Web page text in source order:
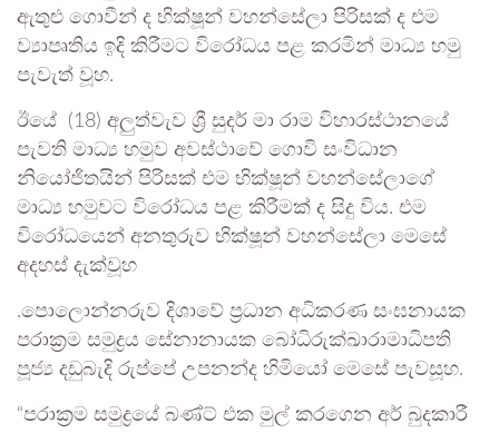
ඇතුළු ගොවීන් ද භික්ෂූන් වහන්සේලා පිරිසක් ද එම
ව්‍යාපෘතිය ඉදි කිරීමට විරෝධය පළ කරමින් මාධ්‍ය හමු
පැවැත් වූහ.
ඊයේ (18) අලුත්වැව ශ්‍රී සුදර් මා රාම විහාරස්ථානයේ
පැවති මාධ්‍ය හමුව අවස්ථාවේ ගොවි සංවිධාන
නියෝජිතයින් පිරිසක් එම භික්ෂූන් වහන්සේලාගේ
මාධ්‍ය හමුවට විරෝධය පළ කිරීමක් ද සිදු විය. එම
විරෝධයෙන් අනතුරුව භික්ෂූන් වහන්සේලා මෙසේ
අදහස් දැක්වූහ
.පොලොන්නරුව දිශාවේ ප්‍රධාන අධිකරණ සංඝනායක
පරාක්‍රම සමුද්‍රය සේනානායක බෝධිරුක්ඛාරාමාධිපති
පූජ්‍ය දඩුබැදි රුප්පේ උපනන්ද හිමියෝ මෙසේ පැවසූහ.
“පරාක්‍රම සමුද්‍රයේ බණ්ට් එක මුල් කරගෙන අර් බුදකාරී